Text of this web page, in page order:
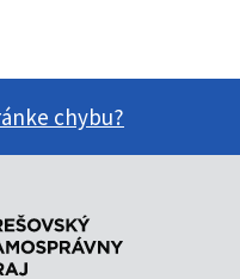
chybu?